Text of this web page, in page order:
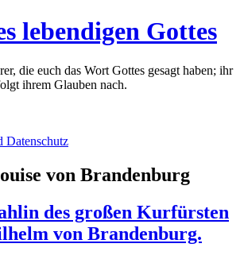
lebendigen Gottes
die euch das Wort Gottes gesagt haben; ihr
ihrem Glauben nach.
Datenschutz
von Brandenburg
des großen Kurfürsten
von Brandenburg.